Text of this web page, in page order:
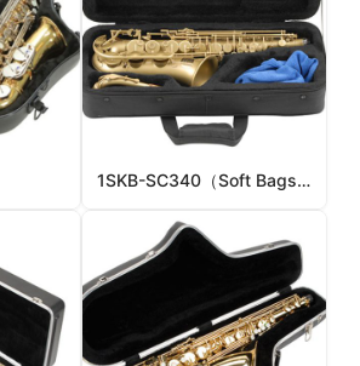
1SKB-SC340（Soft Bags）